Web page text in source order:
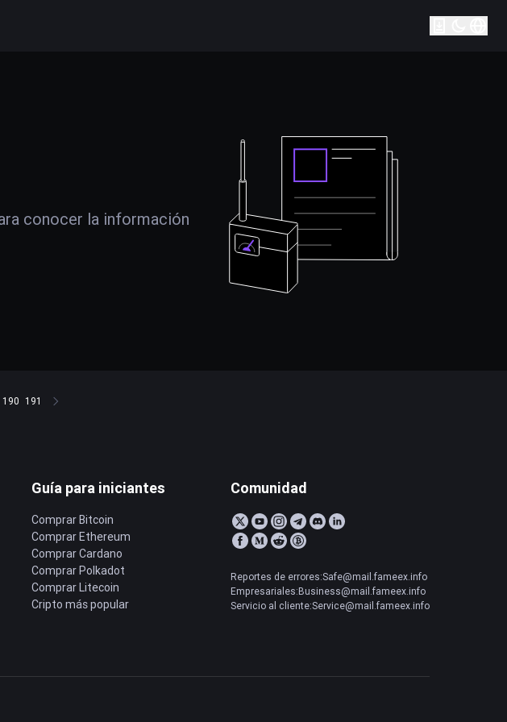
conocer la información
190 191
Guía para iniciantes
Comprar Bitcoin
Comprar Ethereum
Comprar Cardano
Comprar Polkadot
Comprar Litecoin
Cripto más popular
Comunidad
Reportes de errores:Safe@mail.fameex.info
Empresariales:Business@mail.fameex.info
Servicio al cliente:Service@mail.fameex.info